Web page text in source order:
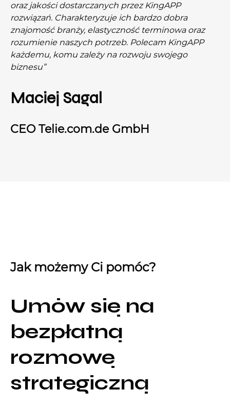
oraz jakości dostarczanych przez KingAPP
rozwiązań. Charakteryzuje ich bardzo dobra
znajomość branży, elastyczność terminowa oraz
rozumienie naszych potrzeb. Polecam KingAPP
każdemu, komu zależy na rozwoju swojego
biznesu”
Maciej Sagal
CEO Telie.com.de GmbH
Jak możemy Ci pomóc?
Umów się na
bezpłatną
rozmowę
strategiczną